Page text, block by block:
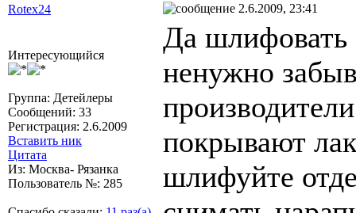
Rotex24 2.6.2009, 23:41
Интересующийся
Группа: Детейлеры
Сообщений: 33
Регистрация: 2.6.2009
Вставить ник
Цитата
Из: Москва- Рязанка
Пользователь №: 285
Да
ненужно
покрывают
шлифуйте